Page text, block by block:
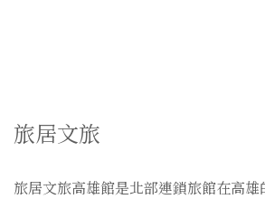
旅居文旅
旅居文旅高雄館是北部連鎖旅館在高